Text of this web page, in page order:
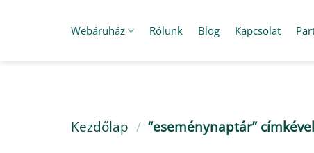
Webáruház Rólunk Blog Kapcsolat
Kezdőlap / “eseménynaptár”